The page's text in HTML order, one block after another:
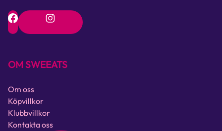
OM SWEEATS
Om oss
Köpvillkor
Klubbvillkor
Kontakta oss